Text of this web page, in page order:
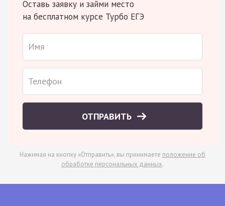
Оставь заявку и займи место
на бесплатном курсе Турбо ЕГЭ
ОТПРАВИТЬ
Нажимая на кнопку «Отправить», вы принимаете положение об
обработке персональных данных.